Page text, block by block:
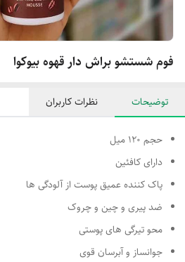
فوم شستشو براش دار قهوه بیوکوا
توضیحات نظرات کاربران
حجم 120 میل
دارای کافئین
پاک کننده عمیق پوست از آلودگی ها
ضد پیری و چین و چروک
محو تیرگی های پوستی
جوانساز و آبرسان قوی